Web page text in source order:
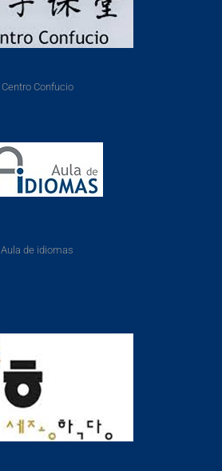
Centro Confucio
Aula de idiomas